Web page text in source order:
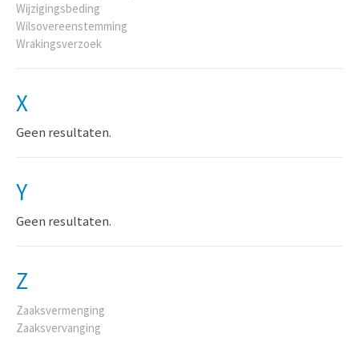
Wijzigingsbeding
Wilsovereenstemming
Wrakingsverzoek
X
Geen resultaten.
Y
Geen resultaten.
Z
Zaaksvermenging
Zaaksvervanging